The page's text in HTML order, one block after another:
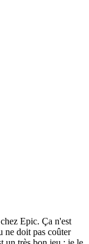
Epic. Ça n'est
ne doit pas coûter